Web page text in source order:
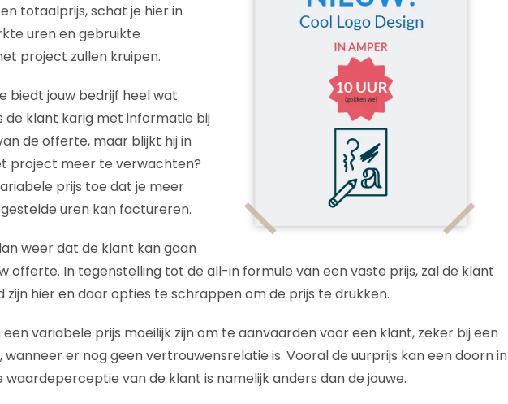
totaalprijs, schat je hier in
uren en gebruikte
project zullen kruipen.
biedt jouw bedrijf heel wat
de klant karig met informatie bij
de offerte, maar blijkt hij in
project meer te verwachten?
prijs toe dat je meer
uren kan factureren.
weer dat de klant kan gaan
offerte. In tegenstelling tot de all-in formule van een vaste prijs, zal de klant
zijn hier en daar opties te schrappen om de prijs te drukken.
een variabele prijs moeilijk zijn om te aanvaarden voor een klant, zeker bij een
er nog geen vertrouwensrelatie is. Vooral de uurprijs kan een doorn in
waardeperceptie van de klant is namelijk anders dan de jouwe.